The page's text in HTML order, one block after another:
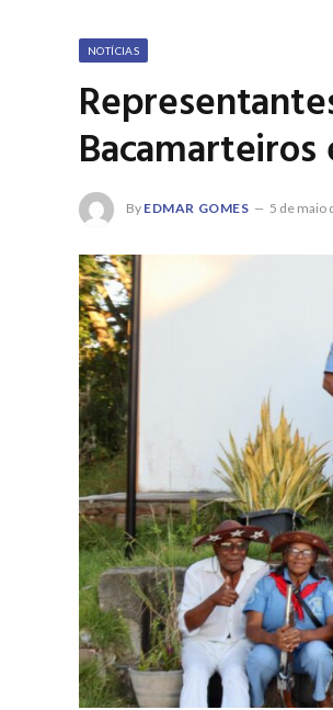
NOTÍCIAS
By EDMAR GOMES 5 de maio